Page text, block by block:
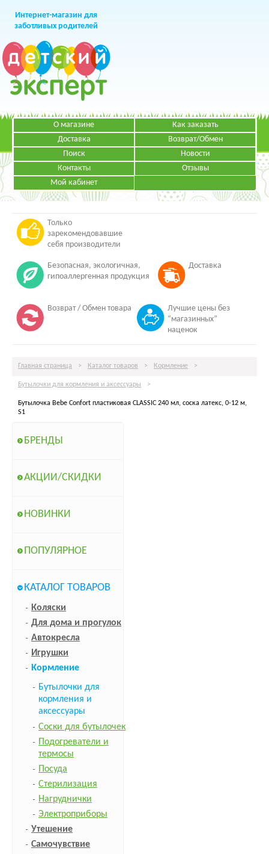
Интернет-магазин для
заботливых родителей
+7 (499)391-49-83Телефон в Москве
Режим работы:
Пн-Пт: с 09.00 до 19.00
НАПИСАТЬ ПИСЬМО
О магазине
Как заказать
Доставка
Возврат/Обмен
Поиск
Новости
Контакты
Отзывы
Мой кабинет
Только
зарекомендовавшие
себя производители
Безопасная, экологичная,
гипоаллергенная продукция
Доставка
Возврат / Обмен товара
Лучшие цены без
“магазинных”
наценок
Главная страница > Каталог товаров > Кормление >
Бутылочки для кормления и аксессуары >
Бутылочка Bebe Confort пластиковая CLASSIC 240 мл, соска латекс, 0-12 м,
S1
БРЕНДЫ
АКЦИИ/СКИДКИ
НОВИНКИ
ПОПУЛЯРНОЕ
КАТАЛОГ ТОВАРОВ
Коляски
Для дома и прогулок
Автокресла
Игрушки
Кормление
Бутылочки для
кормления и
аксессуары
Соски для бутылочек
Подогреватели и
термосы
Посуда
Стерилизация
Нагруднички
Электроприборы
Утешение
Самочувствие